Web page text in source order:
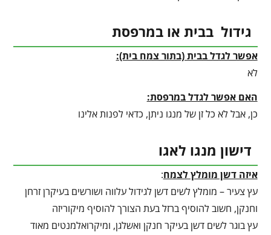
גידול בבית או במרפסת
אפשר לגדל בבית (בתור צמח בית):
לא
האם אפשר לגדל במרפסת:
כן, אבל לא כל זן של מנגו ניתן, כדאי לפנות אלינו
דישון מנגו לאגו
איזה דשן מומלץ לצמח:
עץ צעיר – מומלץ לשים דשן לגידול עלווה ושורשים בעיקרן זרחן
וחנקן, חשוב להוסיף ברזל בעת הצורך להוסיף מיקוריזה
עץ בוגר לשים דשן בעיקר חנקן ואשלגן, ומיקרואלמנטים מאוד